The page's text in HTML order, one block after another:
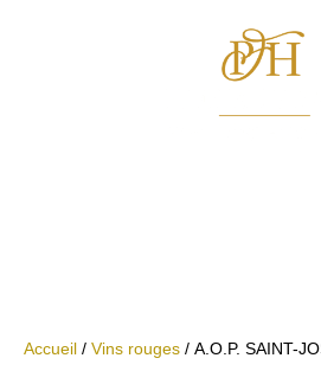
Accueil / Vins rouges / A.O.P. SAINT-